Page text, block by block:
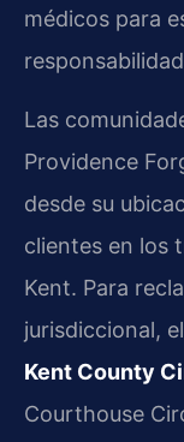
médicos para
Las
Providence
desde su
clientes en los
Kent. Para
jurisdiccional,
Kent County
Courthouse